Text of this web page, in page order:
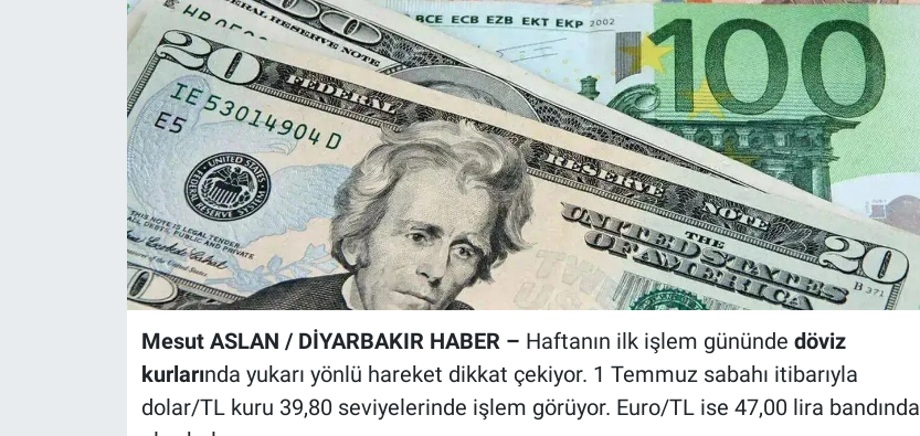
Mesut ASLAN / DİYARBAKIR HABER – Haftanın ilk işlem gününde döviz
kurlarında yukarı yönlü hareket dikkat çekiyor. 1 Temmuz sabahı itibarıyla
dolar/TL kuru 39,80 seviyelerinde işlem görüyor. Euro/TL ise 47,00 lira bandında
ÖZEL HABER
POLİTİKA
SAĞLIK
TEKNOLOJİ